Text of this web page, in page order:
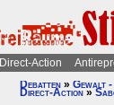
Direct-Action
Debatten » Gewalt -
Direct-Action »